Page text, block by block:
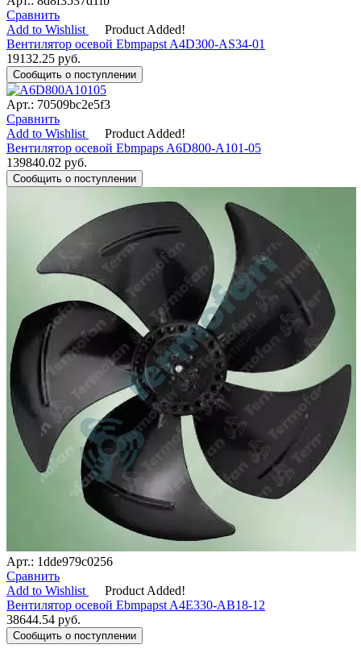
Сравнить
Add to Wishlist
Product Added!
Вентилятор осевой Ebmpapst A4D300-AS34-01
19132.25 руб.
Сообщить о поступлении
Арт.: 70509bc2e5f3
Сравнить
Add to Wishlist
Product Added!
Вентилятор осевой Ebmpaps A6D800-A101-05
139840.02 руб.
Сообщить о поступлении
Арт.: 1dde979c0256
Сравнить
Add to Wishlist
Product Added!
Вентилятор осевой Ebmpapst A4E330-AB18-12
38644.54 руб.
Сообщить о поступлении